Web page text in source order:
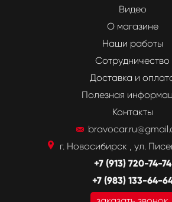
Видео
О магазине
Наши работы
Сотрудничество
Доставка и
Полезная
Контакты
г. Новосибирск , ул.
+7 (913) 720-74-74
+7 (983) 133-64-